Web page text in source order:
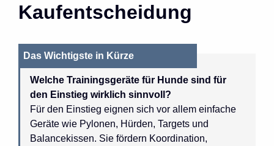
Kaufentscheidung
Das Wichtigste in Kürze
Welche Trainingsgeräte für Hunde sind für
den Einstieg wirklich sinnvoll?
Für den Einstieg eignen sich vor allem einfache
Geräte wie Pylonen, Hürden, Targets und
Balancekissen. Sie fördern Koordination,